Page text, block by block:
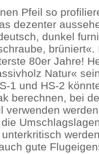
Pfeil so
dezenter
dunkel
brüniert«.
80er Jahre!
Natur«
1 und HS-2
berechnen, bei
verwenden
gute